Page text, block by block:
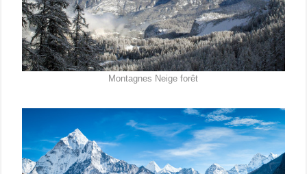
Montagnes Neige forêt